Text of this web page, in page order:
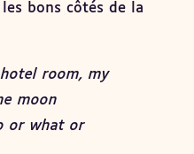
bons côtés de la
room, my
moon
or what or